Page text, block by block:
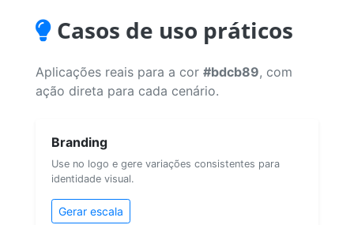
Casos de uso práticos
Aplicações reais para a cor #bdcb89, com
ação direta para cada cenário.
Branding
Use no logo e gere variações consistentes para
identidade visual.
Gerar escala